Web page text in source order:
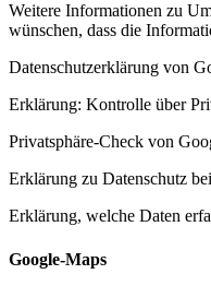
Weitere Informationen zu
wünschen, dass die
Datenschutzerklärung von
Erklärung: Kontrolle über
Privatsphäre-Check von
Erklärung zu Datenschutz
Erklärung, welche Daten
Google-Maps